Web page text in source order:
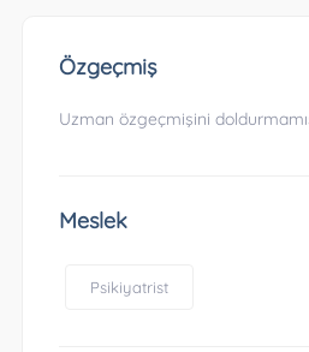
Özgeçmiş
Uzman özgeçmişini
Meslek
Psikiyatrist